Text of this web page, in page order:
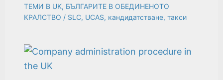
ТЕМИ В UK, БЪЛГАРИТЕ В ОБЕДИНЕНОТО
КРАЛСТВО / SLC, UCAS, кандидатстване,такси